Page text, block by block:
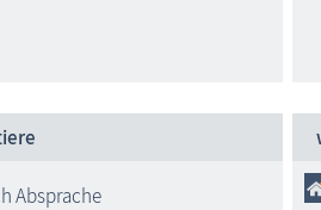
Absprache